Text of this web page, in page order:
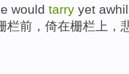
would tarry yet
栏前， 倚在栅栏上，